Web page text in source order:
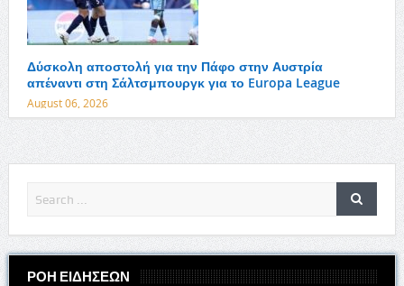
Δύσκολη αποστολή για την Πάφο στην Αυστρία
απέναντι στη Σάλτσμπουργκ για το Europa League
August 06, 2026
ΡΟΗ ΕΙΔΗΣΕΩΝ